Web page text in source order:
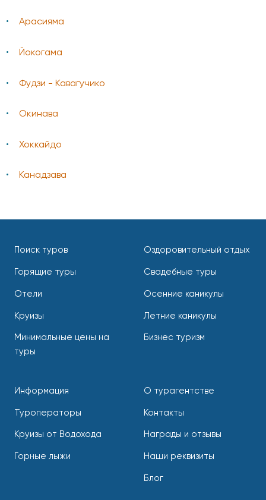
Арасияма
Йокогама
Фудзи - Кавагучико
Окинава
Хоккайдо
Канадзава
Поиск туров
Горящие туры
Отели
Круизы
Минимальные цены на
туры
Оздоровительный отдых
Свадебные туры
Осенние каникулы
Летние каникулы
Бизнес туризм
Информация
Туроператоры
Круизы от Водохода
Горные лыжи
О турагентстве
Контакты
Награды и отзывы
Наши реквизиты
Блог